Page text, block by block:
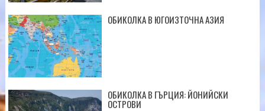
ОБИКОЛКА В ЮГОИЗТОЧНА АЗИЯ
ОБИКОЛКА В ГЪРЦИЯ: ЙОНИЙСКИ
ОСТРОВИ